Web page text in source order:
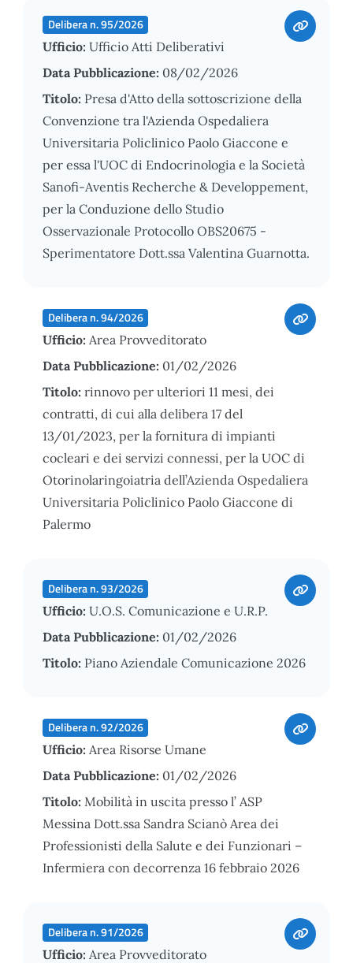
Delibera n. 95/2026
Ufficio: Ufficio Atti Deliberativi
Data Pubblicazione: 08/02/2026
Titolo: Presa d'Atto della sottoscrizione della
Convenzione tra l'Azienda Ospedaliera
Universitaria Policlinico Paolo Giaccone e
per essa l'UOC di Endocrinologia e la Società
Sanofi-Aventis Recherche & Developpement,
per la Conduzione dello Studio
Osservazionale Protocollo OBS20675 -
Sperimentatore Dott.ssa Valentina Guarnotta.
Delibera n. 94/2026
Ufficio: Area Provveditorato
Data Pubblicazione: 01/02/2026
Titolo: rinnovo per ulteriori 11 mesi, dei
contratti, di cui alla delibera 17 del
13/01/2023, per la fornitura di impianti
cocleari e dei servizi connessi, per la UOC di
Otorinolaringoiatria dell’Azienda Ospedaliera
Universitaria Policlinico Paolo Giaccone di
Palermo
Delibera n. 93/2026
Ufficio: U.O.S. Comunicazione e U.R.P.
Data Pubblicazione: 01/02/2026
Titolo: Piano Aziendale Comunicazione 2026
Delibera n. 92/2026
Ufficio: Area Risorse Umane
Data Pubblicazione: 01/02/2026
Titolo: Mobilità in uscita presso l’ ASP
Messina Dott.ssa Sandra Scianò Area dei
Professionisti della Salute e dei Funzionari –
Infermiera con decorrenza 16 febbraio 2026
Delibera n. 91/2026
Ufficio: Area Provveditorato